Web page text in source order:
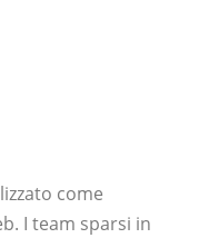
come
I team sparsi in